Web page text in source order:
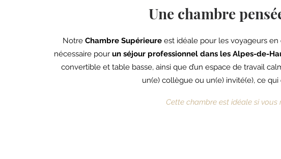
Une chambre
Notre Chambre Supérieure est idéale pour les voyageurs
nécessaire pour un séjour professionnel dans les Alpes-de-
convertible et table basse, ainsi que d’un espace de travail
un(e) collègue ou un(e) invité(e), ce
Cette chambre est idéale si vous